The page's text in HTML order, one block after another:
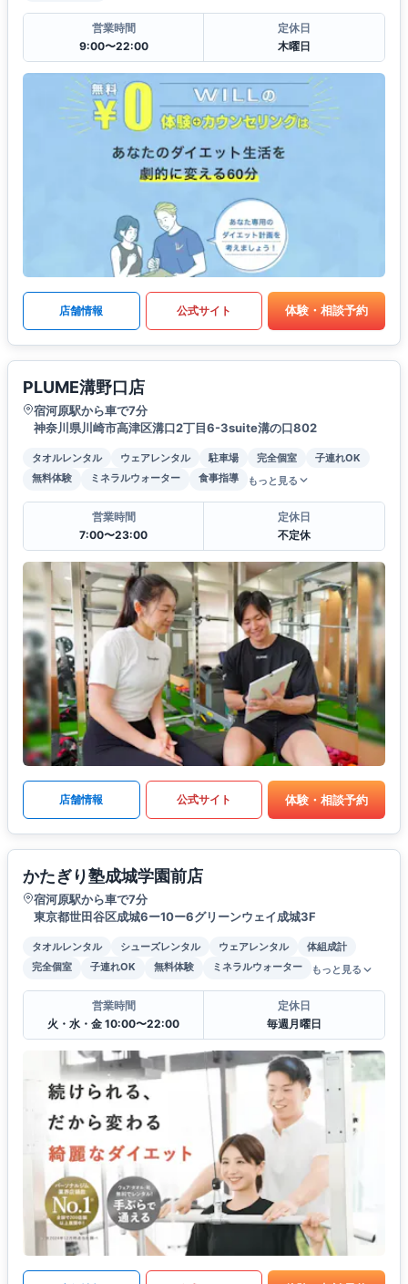
営業時間
9:00〜22:00
定休日
木曜日
店舗情報 公式サイト 体験・相談予約
PLUME溝野口店
宿河原駅から車で7分
神奈川県川崎市高津区溝口2丁目6-3suite溝の口802
タオルレンタル ウェアレンタル 駐車場 完全個室
子連れOK
無料体験
ミネラルウォーター 食事指導 もっと見る
営業時間
7:00〜23:00
定休日
不定休
店舗情報 公式サイト 体験・相談予約
かたぎり塾成城学園前店
宿河原駅から車で7分
東京都世田谷区成城6ー10ー6グリーンウェイ成城3F
タオルレンタル シューズレンタル ウェアレンタル
体組成計
完全個室
子連れOK 無料体験 ミネラルウォーター もっと見る
営業時間
火・水・金 10:00〜22:00
定休日
毎週月曜日